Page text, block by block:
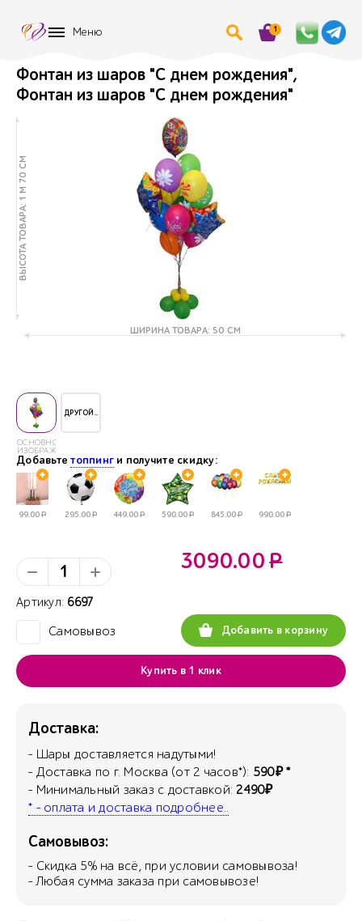
Меню 1
Фонтан из шаров "С днем рождения",
Фонтан из шаров "С днем рождения"
ВЫСОТА ТОВАРА: 1 М 70 СМ
ШИРИНА ТОВАРА: 50 СМ
ОСНОВНОЕ
ИЗОБРАЖЕНИЕ
ДРУГОЙ..
Добавьтетоппинг и получите скидку:
99.00Р 295.00Р 449.00Р 590.00Р 845.00Р 990.00Р
Артикул: 6697
Самовывоз
3090.00Р
Добавить в корзину
Купить в 1 клик
Доставка:
- Шары доставляется надутыми!
- Доставка по г. Москва (от 2 часов*): 590₽ *
- Минимальный заказ с доставкой:2490₽
* - оплата и доставка подробнее..
Самовывоз:
- Скидка 5% на всё, при условии самовывоза!
- Любая сумма заказа при самовывозе!